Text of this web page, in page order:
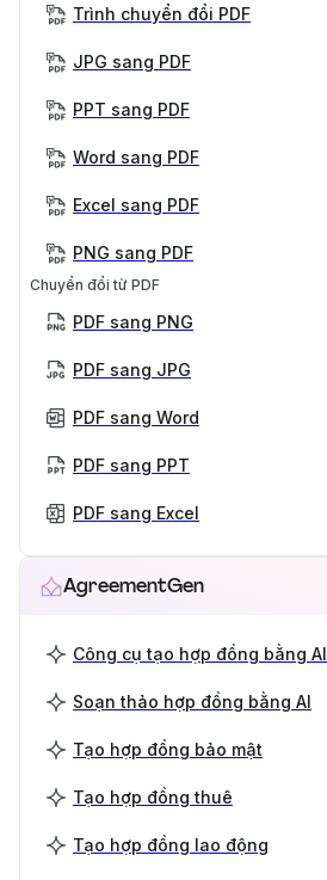
Trình chuyển đổi PDF
JPG sang PDF
PPT sang PDF
Word sang PDF
Excel sang PDF
PNG sang PDF
Chuyển đổi từ PDF
PDF sang PNG
PDF sang JPG
PDF sang Word
PDF sang PPT
PDF sang Excel
AgreementGen
Công cụ tạo hợp đồng bằng AI
Soạn thảo hợp đồng bằng AI
Tạo hợp đồng bảo mật
Tạo hợp đồng thuê
Tạo hợp đồng lao động